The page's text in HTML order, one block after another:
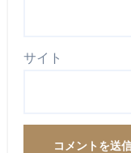
サイト